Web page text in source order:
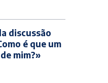
discussão
é que um
mim?»